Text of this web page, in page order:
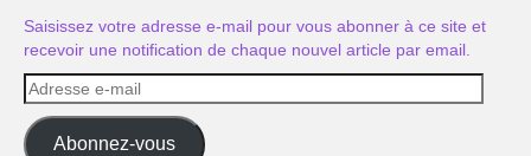
Saisissez votre adresse e-mail pour vous abonner à ce site et
recevoir une notification de chaque nouvel article par email.
Adresse
e-
mail
Abonnez-vous